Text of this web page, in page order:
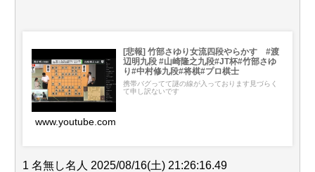
パチンコ京楽産業に譲渡【ノース・リバー】【窪田康志】
元AKB社長、22億円申告漏れ 乃木坂46運営会社の株式を
パチンコ京楽産業に譲渡【ノース・リバー】【窪田康志】
[悲報] 竹部さゆり女流四段やらかす #渡
辺明九段 #山崎隆之九段#JT杯#竹部さゆ
り#中村修九段#将棋#プロ棋士
携帯バグってて謎の線が入っております見づらく
て申し訳ないです
www.youtube.com
1 名無し名人 2025/08/16(土) 21:26:16.49